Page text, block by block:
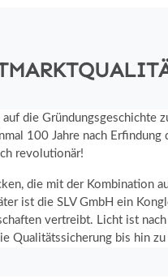
die Gründungsgeschichte
100 Jahre nach
revolutionär!
die mit der Kombination
ist die SLV GmbH ein
vertreibt. Licht ist
Qualitätssicherung bis hin zu